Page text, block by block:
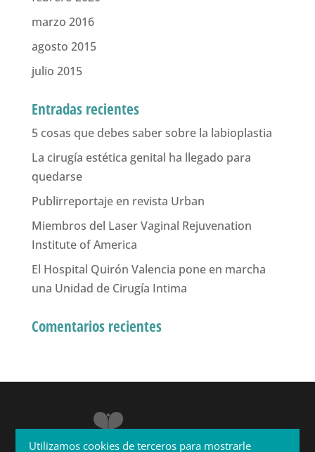
marzo 2016
agosto 2015
julio 2015
Entradas recientes
5 cosas que debes saber sobre la labioplastia
La cirugía estética genital ha llegado para
quedarse
Publirreportaje en revista Urban
Miembros del Laser Vaginal Rejuvenation
Institute of America
El Hospital Quirón Valencia pone en marcha
una Unidad de Cirugía Intima
Comentarios recientes
Utilizamos cookies de terceros para mostrarle